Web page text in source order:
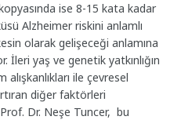
ise 8-15 kata kadar
Alzheimer riskini anlamlı
olarak gelişeceği anlamına
İleri yaş ve genetik yatkınlığın
alışkanlıkları ile çevresel
diğer faktörleri
Dr. Neşe Tuncer, bu